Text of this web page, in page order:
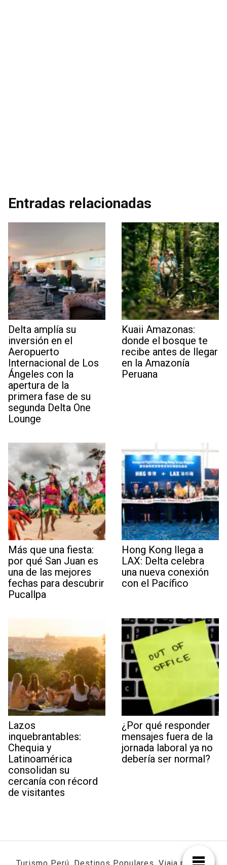
Entradas relacionadas
Delta amplía su
inversión en el
Aeropuerto
Internacional de Los
Ángeles con la
apertura de la
primera fase de su
segunda Delta One
Lounge
Kuaii Amazonas:
donde el bosque te
recibe antes de llegar
en la Amazonía
Peruana
Más que una fiesta:
por qué San Juan es
una de las mejores
fechas para descubrir
Pucallpa
Hong Kong llega a
LAX: Delta celebra
una nueva conexión
con el Pacífico
Lazos
inquebrantables:
Chequia y
Latinoamérica
consolidan su
cercanía con récord
de visitantes
¿Por qué responder
mensajes fuera de la
jornada laboral ya no
debería ser normal?